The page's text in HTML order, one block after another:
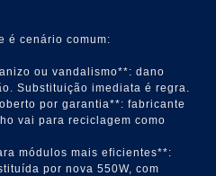
é cenário comum:
ou vandalismo**: dano
Substituição imediata é regra.
por garantia**: fabricante
vai para reciclagem como
módulos mais eficientes**:
por nova 550W, com